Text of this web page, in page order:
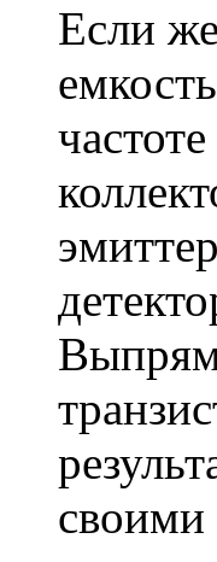
Если
своими